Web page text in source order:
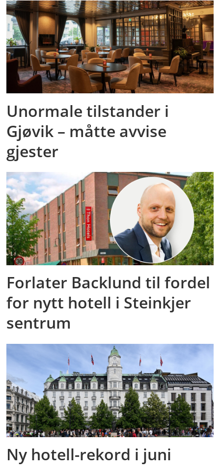
Unormale tilstander i
Gjøvik – måtte avvise
gjester
Forlater Backlund til fordel
for nytt hotell i Steinkjer
sentrum
Ny hotell-rekord i juni